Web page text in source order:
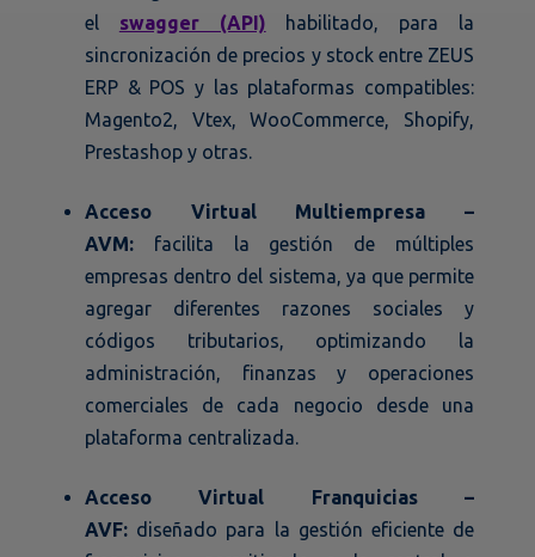
el swagger (API) habilitado, para la
sincronización de precios y stock entre ZEUS
ERP & POS y las plataformas compatibles:
Magento2, Vtex, WooCommerce, Shopify,
Prestashop y otras.
Acceso Virtual Multiempresa –
AVM: facilita la gestión de múltiples
empresas dentro del sistema, ya que permite
agregar diferentes razones sociales y
códigos tributarios, optimizando la
administración, finanzas y operaciones
comerciales de cada negocio desde una
plataforma centralizada.
Acceso Virtual Franquicias –
AVF: diseñado para la gestión eficiente de